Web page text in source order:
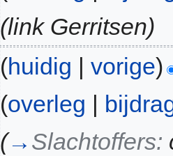
(link Gerritsen)
(huidig |vorige)
(overleg
(→ Slachtoffers: